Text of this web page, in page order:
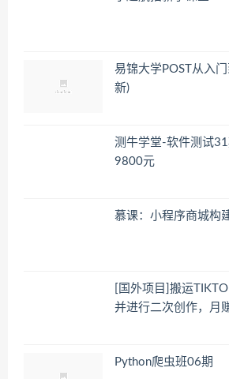
易锦大学POST从入
新)
测牛学堂-软件测试
9800元
慕课：小程序商城构
[国外项目]搬运
并进行二次创作，月
Python爬虫班06期